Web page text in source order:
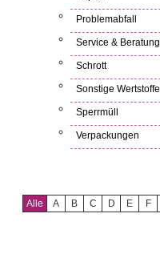
Problemabfall
Service & Beratung
Schrott
Sonstige Wertstoffe
Sperrmüll
Verpackungen
Alle A B C D E F